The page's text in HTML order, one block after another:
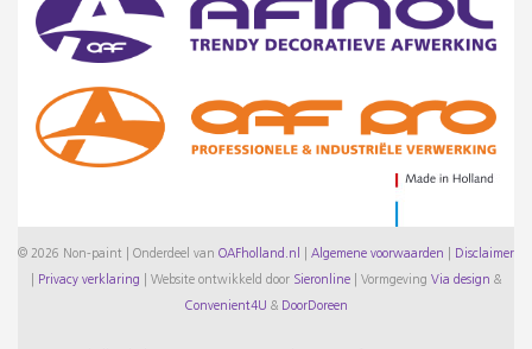
© 2026 Non-paint | Onderdeel van OAFholland.nl Algemene voorwaarden Disclaimer
Privacy verklaring Website ontwikkeld door Sieronline Vormgeving Via design &
Convenient4U & DoorDoreen